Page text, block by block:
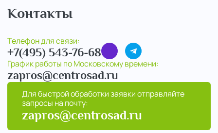
Контакты
Телефон для связи:
+7(495) 543-76-68
График работы по Московскому времени:
zapros@centrosad.ru
Для быстрой обработки заявки отправляйте
запросы на почту:
zapros@centrosad.ru